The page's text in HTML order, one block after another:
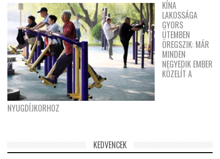
KÍNA
LAKOSSÁGA
GYORS
ÜTEMBEN
ÖREGSZIK: MÁR
MINDEN
NEGYEDIK EMBER
KÖZELÍT A
NYUGDÍJKORHOZ
KEDVENCEK